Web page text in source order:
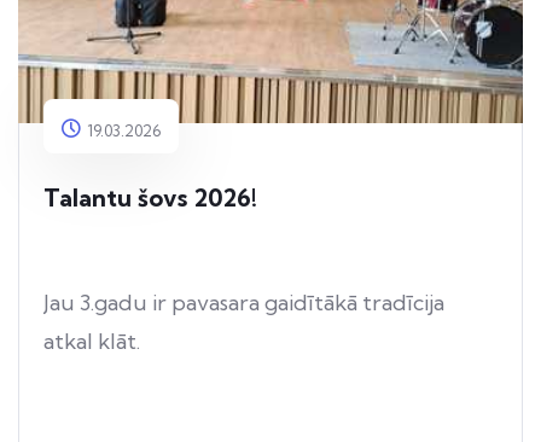
19.03.2026
Talantu šovs 2026!
Jau 3.gadu ir pavasara gaidītākā tradīcija
atkal klāt.